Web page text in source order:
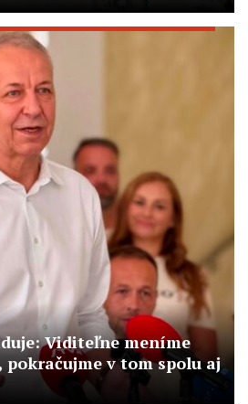
Viditeľne meníme
pokračujme v tom spolu aj